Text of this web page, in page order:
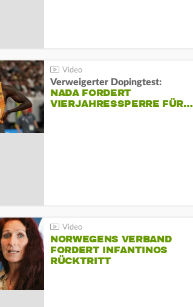
Verweigerter Dopingtest:
NADA FORDERT
VIERJAHRESSPERRE FÜR…
NORWEGENS VERBAND
FORDERT INFANTINOS
RÜCKTRITT